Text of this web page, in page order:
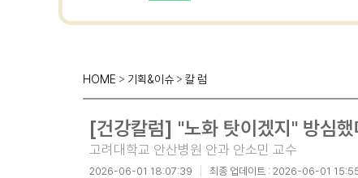
HOME > 기획&이슈 > 칼 럼
[건강칼럼] "노화 탓이겠지" 방심
고려대학교 안산병원 안과 안소민 교수
2026-06-01 18:07:39 최종 업데이트 : 2026-06-01